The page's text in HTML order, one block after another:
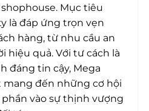
Mục tiêu
là đáp ứng trọn vẹn
hàng, từ nhu cầu an
hiệu quả. Với tư cách là
đáng tin cậy, Mega
đến những cơ hội
vào sự thịnh vượng